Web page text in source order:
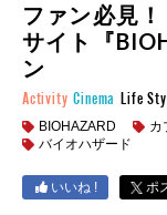
ファン必見
サイト『
ン
Activity Cinema Life
BIOHAZARD
カ
バイオハザード
いいね ! ポ